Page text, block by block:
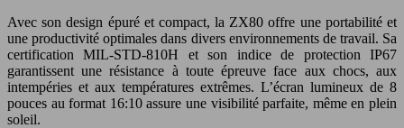
Avec son design épuré et compact, la ZX80 offre une portabilité et
une productivité optimales dans divers environnements de travail. Sa
certification MIL-STD-810H et son indice de protection IP67
garantissent une résistance à toute épreuve face aux chocs, aux
intempéries et aux températures extrêmes. L’écran lumineux de 8
pouces au format 16:10 assure une visibilité parfaite, même en plein
soleil.